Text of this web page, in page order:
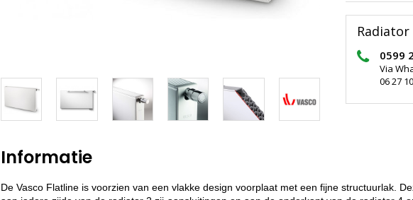
0599
Via
06 27
Informatie
De Vasco Flatline is voorzien van een vlakke design voorplaat met een fijne structuurlak.